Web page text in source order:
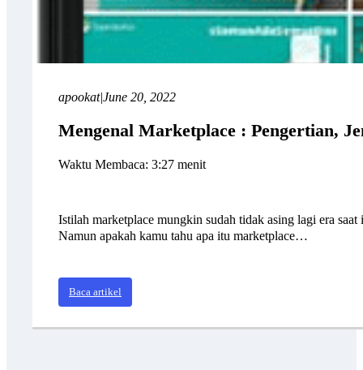
apookat|June 20, 2022
Mengenal Marketplace : Pengertian,
Waktu Membaca: 3:27 menit
Istilah marketplace mungkin sudah tidak asing lagi era
Namun apakah kamu tahu apa itu marketplace…
Baca artikel